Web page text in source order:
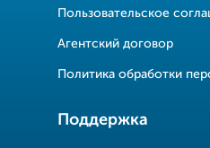
Пользовательское
Агентский договор
Политика обработки
Поддержка